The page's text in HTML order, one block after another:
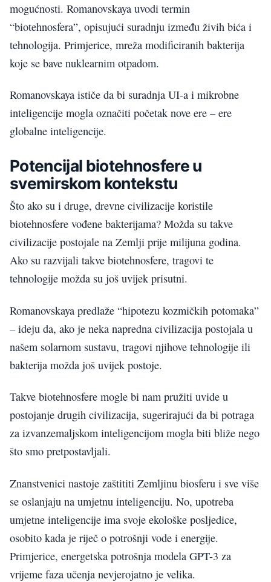
mogućnosti. Romanovskaya uvodi termin
“biotehnosfera”, opisujući suradnju između živih bića i
tehnologija. Primjerice, mreža modificiranih bakterija
koje se bave nuklearnim otpadom.
Romanovskaya ističe da bi suradnja UI-a i mikrobne
inteligencije mogla označiti početak nove ere – ere
globalne inteligencije.
Potencijal biotehnosfere u
svemirskom kontekstu
Što ako su i druge, drevne civilizacije koristile
biotehnosfere vođene bakterijama? Možda su takve
civilizacije postojale na Zemlji prije milijuna godina.
Ako su razvijali takve biotehnosfere, tragovi te
tehnologije možda su još uvijek prisutni.
Romanovskaya predlaže “hipotezu kozmičkih potomaka”
– ideju da, ako je neka napredna civilizacija postojala u
našem solarnom sustavu, tragovi njihove tehnologije ili
bakterija možda još uvijek postoje.
Takve biotehnosfere mogle bi nam pružiti uvide u
postojanje drugih civilizacija, sugerirajući da bi potraga
za izvanzemaljskom inteligencijom mogla biti bliže nego
što smo pretpostavljali.
Znanstvenici nastoje zaštititi Zemljinu biosferu i sve više
se oslanjaju na umjetnu inteligenciju. No, upotreba
umjetne inteligencije ima svoje ekološke posljedice,
osobito kada je riječ o potrošnji vode i energije.
Primjerice, energetska potrošnja modela GPT-3 za
vrijeme faza učenja nevjerojatno je velika.